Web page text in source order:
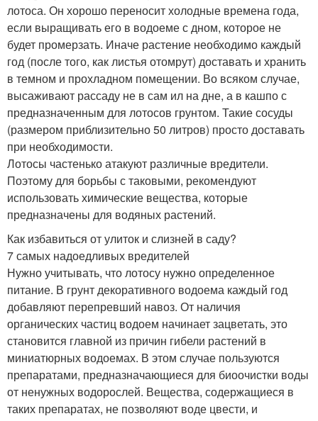
лотоса. Он хорошо переносит холодные времена года,
если выращивать его в водоеме с дном, которое не
будет промерзать. Иначе растение необходимо каждый
год (после того, как листья отомрут) доставать и хранить
в темном и прохладном помещении. Во всяком случае,
высаживают рассаду не в сам ил на дне, а в кашпо с
предназначенным для лотосов грунтом. Такие сосуды
(размером приблизительно 50 литров) просто доставать
при необходимости.
Лотосы частенько атакуют различные вредители.
Поэтому для борьбы с таковыми, рекомендуют
использовать химические вещества, которые
предназначены для водяных растений.
Как избавиться от улиток и слизней в саду?
7 самых надоедливых вредителей
Нужно учитывать, что лотосу нужно определенное
питание. В грунт декоративного водоема каждый год
добавляют перепревший навоз. От наличия
органических частиц водоем начинает зацветать, это
становится главной из причин гибели растений в
миниатюрных водоемах. В этом случае пользуются
препаратами, предназначающиеся для биоочистки воды
от ненужных водорослей. Вещества, содержащиеся в
таких препаратах, не позволяют воде цвести, и